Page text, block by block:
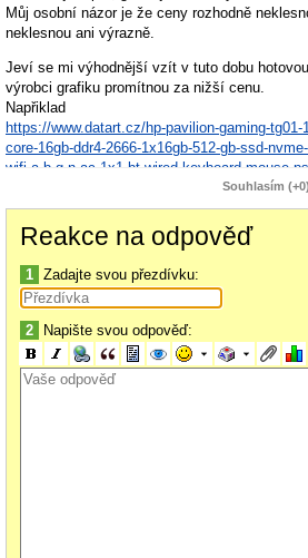
Můj osobní názor je že ceny rozhodně
neklesnou ani výrazně.
Jeví se mi výhodnější vzít v tuto dobu
výrobci grafiku promítnou za nižší cenu.
Napřiklad
https://www.datart.cz/hp-pavilion-gaming-tg01-
core-16gb-ddr4-2666-1x16gb-512-gb-ssd-
wifi-a-b-g-n-ac-1x1-bt-wired-keyboard-mouse-
home-64bit-2-2-0-
gBgEAQYAiABEgIElPD_BwE
vhodnější by byla 1660Super pořád se
https://www.bscom.cz/herni-pc-hp-pavilion-
407q1ea-bcm_d1225139/
o tvoje peníze.
Jen za tu 1660 super samostatně dáš
Souhlasím (+0)
Reakce na odpověď
1 Zadajte svou přezdívku:
2 Napište svou odpověď: